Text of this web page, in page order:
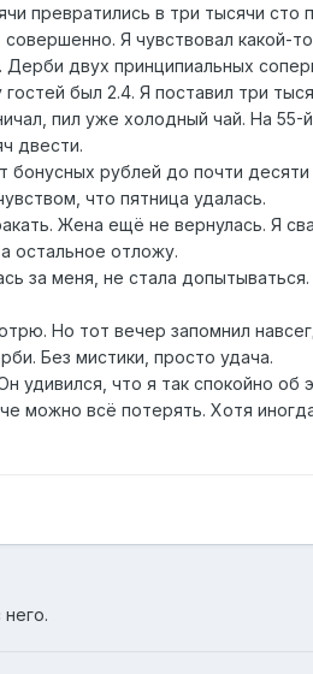
превратились в три тысячи сто
Я чувствовал какой-то
двух принципиальных
был 2.4. Я поставил три
пил уже холодный чай. На 55-й
двести.
бонусных рублей до почти
что пятница удалась.
Жена ещё не вернулась. Я
остальное отложу.
за меня, не стала
Но тот вечер запомнил
Без мистики, просто удача.
удивился, что я так спокойно об
можно всё потерять. Хотя
него.